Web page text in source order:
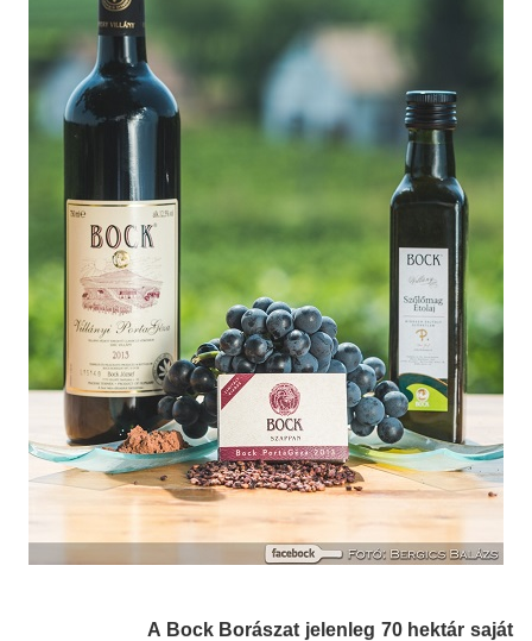
A Bock Borászat jelenleg 70 hektár saját